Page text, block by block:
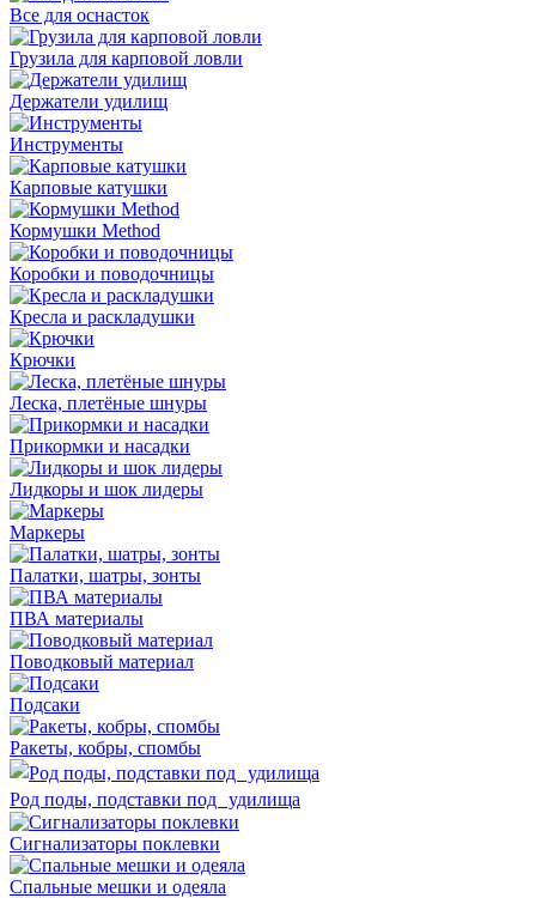
Все для оснасток
Грузила для карповой ловли
Держатели удилищ
Инструменты
Карповые катушки
Кормушки Method
Коробки и поводочницы
Кресла и раскладушки
Крючки
Леска, плетёные шнуры
Прикормки и насадки
Лидкоры и шок лидеры
Маркеры
Палатки, шатры, зонты
ПВА материалы
Поводковый материал
Подсаки
Ракеты, кобры, спомбы
Род поды, подставки под удилища
Сигнализаторы поклевки
Спальные мешки и одеяла